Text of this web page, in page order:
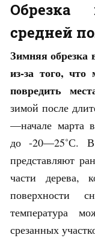
средней
Зимняя обрезка
из-за того, что
повредить
зимой после
—начале марта
до -20—25˚С. В
представляют
части дерева,
поверхности
температура
срезанных